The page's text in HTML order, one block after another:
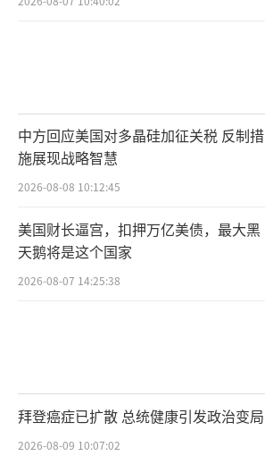
中方回应美国对多晶硅加征关税 反制措
施展现战略智慧
2026-08-08 10:12:45
美国财长逼宫，扣押万亿美债，最大黑
天鹅将是这个国家
2026-08-07 14:25:38
拜登癌症已扩散 总统健康引发政治变局
2026-08-09 10:07:02